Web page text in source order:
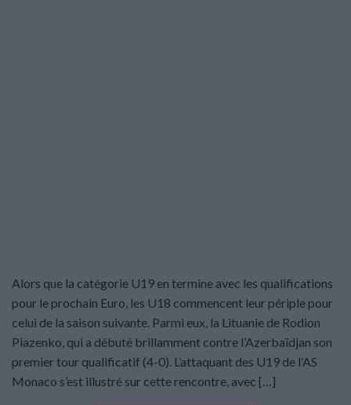
Alors que la catégorie U19 en termine avec les qualifications
pour le prochain Euro, les U18 commencent leur périple pour
celui de la saison suivante. Parmi eux, la Lituanie de Rodion
Piazenko, qui a débuté brillamment contre l’Azerbaïdjan son
premier tour qualificatif (4-0). L’attaquant des U19 de l’AS
Monaco s’est illustré sur cette rencontre, avec […]